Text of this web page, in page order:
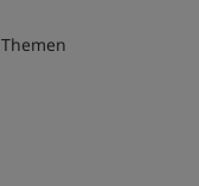
Themen